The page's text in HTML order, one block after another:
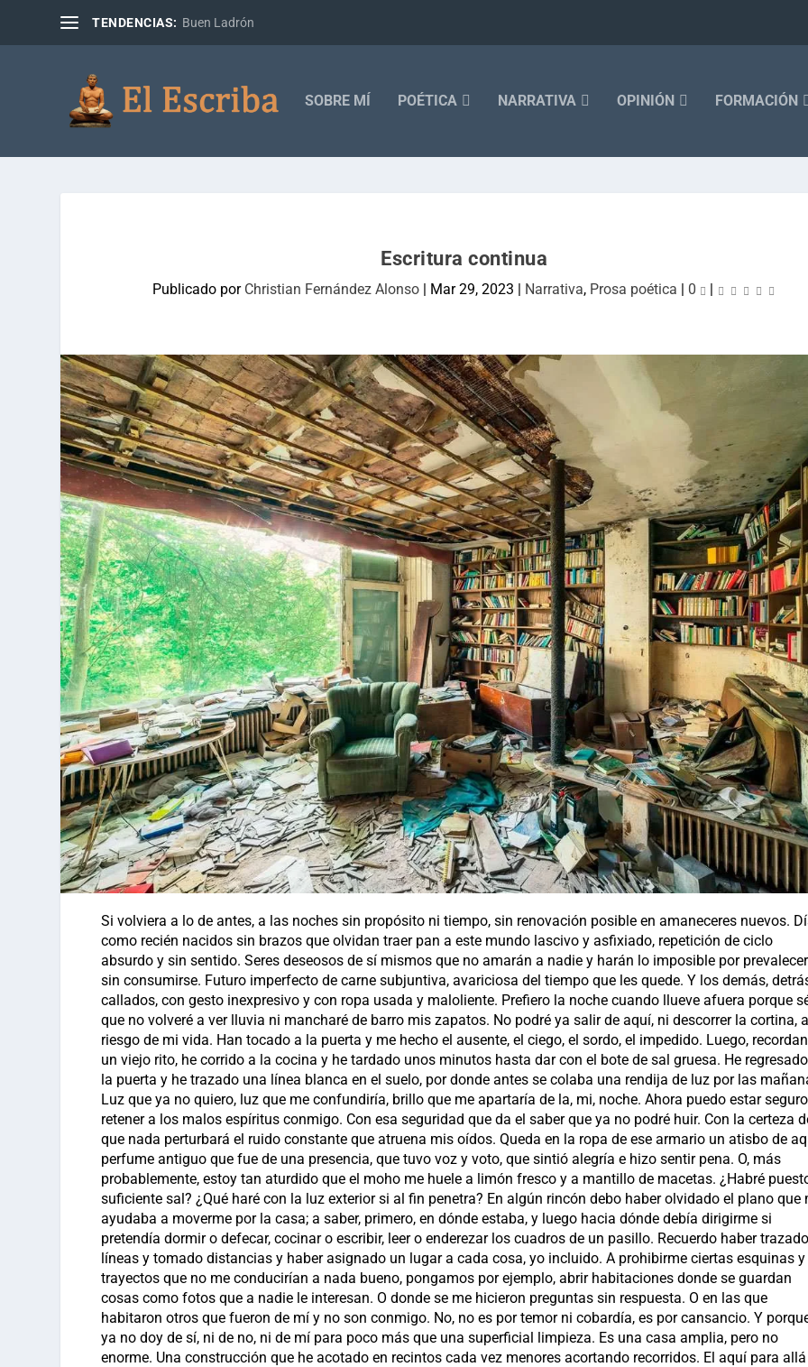
TENDENCIAS: Buen Ladrón
SOBRE MÍ POÉTICA NARRATIVA OPINIÓN FORMACIÓN
Escritura continua
Publicado por Christian Fernández Alonso| Mar 29, 2023 | Narrativa, Prosa poética | 0 |
Si volviera a lo de antes, a las noches sin propósito ni tiempo, sin renovación posible en amaneceres nuevos.
como recién nacidos sin brazos que olvidan traer pan a este mundo lascivo y asfixiado, repetición de ciclo
absurdo y sin sentido. Seres deseosos de sí mismos que no amarán a nadie y harán lo imposible por prevalecer
sin consumirse. Futuro imperfecto de carne subjuntiva, avariciosa del tiempo que les quede. Y los demás,
callados, con gesto inexpresivo y con ropa usada y maloliente. Prefiero la noche cuando llueve afuera porque
que no volveré a ver lluvia ni mancharé de barro mis zapatos. No podré ya salir de aquí, ni descorrer la cortina, a
riesgo de mi vida. Han tocado a la puerta y me hecho el ausente, el ciego, el sordo, el impedido. Luego,
un viejo rito, he corrido a la cocina y he tardado unos minutos hasta dar con el bote de sal gruesa. He
la puerta y he trazado una línea blanca en el suelo, por donde antes se colaba una rendija de luz por las
Luz que ya no quiero, luz que me confundiría, brillo que me apartaría de la, mi, noche. Ahora puedo estar
retener a los malos espíritus conmigo. Con esa seguridad que da el saber que ya no podré huir. Con la certeza
que nada perturbará el ruido constante que atruena mis oídos. Queda en la ropa de ese armario un atisbo de
perfume antiguo que fue de una presencia, que tuvo voz y voto, que sintió alegría e hizo sentir pena. O, más
probablemente, estoy tan aturdido que el moho me huele a limón fresco y a mantillo de macetas. ¿Habré
suficiente sal? ¿Qué haré con la luz exterior si al fin penetra? En algún rincón debo haber olvidado el plano que
ayudaba a moverme por la casa; a saber, primero, en dónde estaba, y luego hacia dónde debía dirigirme si
pretendía dormir o defecar, cocinar o escribir, leer o enderezar los cuadros de un pasillo. Recuerdo haber trazado
líneas y tomado distancias y haber asignado un lugar a cada cosa, yo incluido. A prohibirme ciertas esquinas y
trayectos que no me conducirían a nada bueno, pongamos por ejemplo, abrir habitaciones donde se guardan
cosas como fotos que a nadie le interesan. O donde se me hicieron preguntas sin respuesta. O en las que
habitaron otros que fueron de mí y no son conmigo. No, no es por temor ni cobardía, es por cansancio. Y
ya no doy de sí, ni de no, ni de mí para poco más que una superficial limpieza. Es una casa amplia, pero no
enorme. Una construcción que he acotado en recintos cada vez menores acortando recorridos. El aquí para